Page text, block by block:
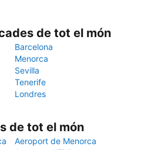
de tot el món
Barcelona
Menorca
Sevilla
Tenerife
Londres
de tot el món
Aeroport de Menorca